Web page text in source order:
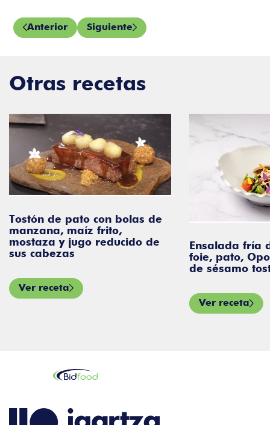
Anterior Siguiente
Otras recetas
Tostón de pato con bolas de
manzana, maíz frito,
mostaza y jugo reducido de
sus cabezas
Ver receta
Ensalada fría
foie, pato,
de sésamo
Ver receta